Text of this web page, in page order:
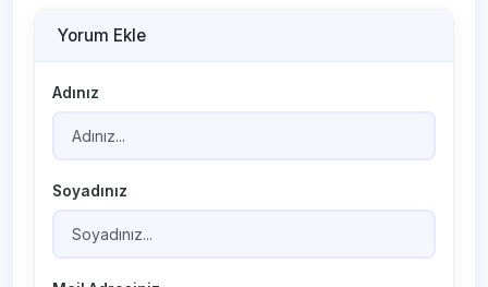
Yorum Ekle
Adınız
Soyadınız